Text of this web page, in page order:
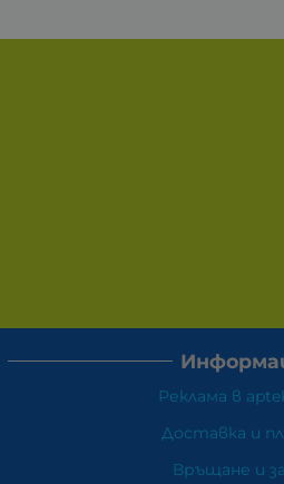
Реклама в
Доставка и
Връщане и